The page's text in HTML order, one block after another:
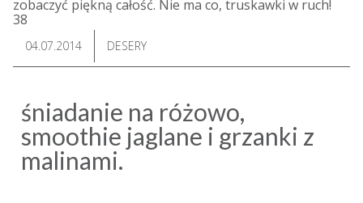
zobaczyć piękną całość. Nie ma co, truskawki w ruch!
38
04.07.2014 DESERY
śniadanie na różowo,
smoothie jaglane i grzanki z
malinami.